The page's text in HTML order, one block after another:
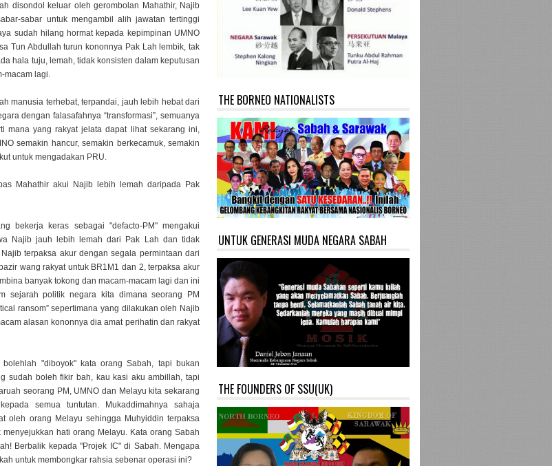
disondol keluar oleh gerombolan Mahathir, Najib
sabar untuk mengambil alih jawatan tertinggi
sudah hilang hormat kepada kepimpinan UMNO
Tun Abdullah turun kononnya Pak Lah lembik, tak
hala tuju, lemah, tidak konsisten dalam keputusan
macam lagi.
manusia terhebat, terpandai, jauh lebih hebat dari
dengan falasafahnya “transformasi”, semuanya
mana yang rakyat jelata dapat lihat sekarang ini,
semakin hancur, semakin berkecamuk, semakin
untuk mengadakan PRU.
Mahathir akui Najib lebih lemah daripada Pak
bekerja keras sebagai "defacto-PM" mengakui
Najib jauh lebih lemah dari Pak Lah dan tidak
terpaksa akur dengan segala permintaan dari
wang rakyat untuk BR1M1 dan 2, terpaksa akur
banyak tokong dan macam-macam lagi dan ini
sejarah politik negara kita dimana seorang PM
ransom” sepertimana yang dilakukan oleh Najib
alasan kononnya dia amat perihatin dan rakyat
"diboyok" kata orang Sabah, tapi bukan
sudah boleh fikir bah, kau kasi aku ambillah, tapi
seorang PM, UMNO dan Melayu kita sekarang
semua tuntutan. Mukaddimahnya sahaja
oleh orang Melayu sehingga Muhyiddin terpaksa
menyejukkan hati orang Melayu. Kata orang Sabah
Berbalik kepada "Projek IC" di Sabah. Mengapa
untuk membongkar rahsia sebenar operasi ini?
THE BORNEO NATIONALISTS
UNTUK GENERASI MUDA NEGARA SABAH
THE FOUNDERS OF SSU(UK)